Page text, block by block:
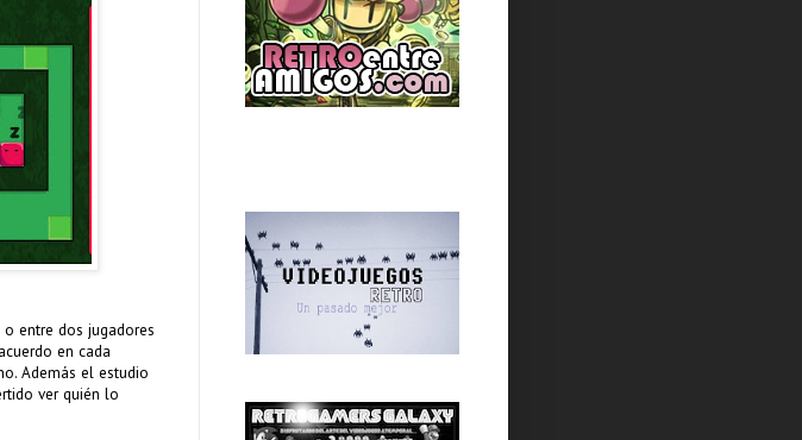
entre dos jugadores
en cada
Además el estudio
ver quién lo